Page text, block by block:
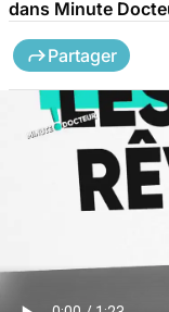
dans Minute
Partager